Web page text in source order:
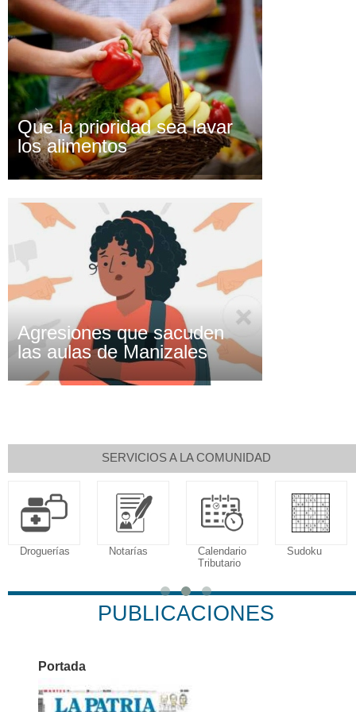
Que la prioridad sea lavar
los alimentos
Agresiones que sacuden
las aulas de Manizales
SERVICIOS A LA COMUNIDAD
Droguerías Notarías
Calendario
Tributario
Sudoku
PUBLICACIONES
Portada